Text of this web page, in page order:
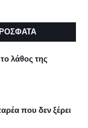
λάθος της
που δεν ξέρει